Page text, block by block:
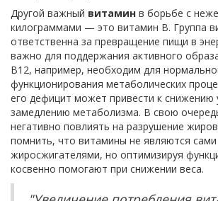
Другой важный витамин в борьбе с
килограммами — это витамин B. Группа
ответственна за превращение пищи в
важно для поддержания активного
B12, например, необходим для
функционирования метаболических
его дефицит может привести к снижению
замедлению метаболизма. В свою
негативно повлиять на разрушение
помнить, что витамины не являются
жиросжигателями, но оптимизируя
косвенно помогают при снижении веса.